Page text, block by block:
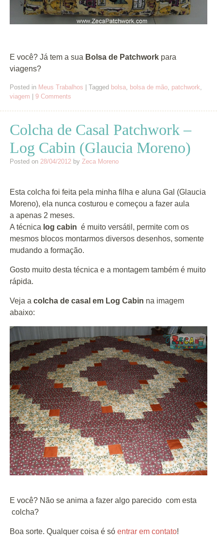
E você? Já tem a sua Bolsa de Patchwork para
viagens?
Posted in Meus Trabalhos Tagged bolsa, bolsa de mão, patchwork,
viagem
9 Comments
Colcha de Casal Patchwork –
Log Cabin (Glaucia Moreno)
Posted on 28/04/2012 by Zeca Moreno
Esta colcha foi feita pela minha filha e aluna Gal (Glaucia
Moreno), ela nunca costurou e começou a fazer aula
a apenas 2 meses.
A técnica log cabin é muito versátil, permite com os
mesmos blocos montarmos diversos desenhos, somente
mudando a formação.
Gosto muito desta técnica e a montagem também é muito
rápida.
Veja a colcha de casal em Log Cabin na imagem
abaixo:
E você? Não se anima a fazer algo parecido com esta
colcha?
Boa sorte. Qualquer coisa é só entrar em contato!